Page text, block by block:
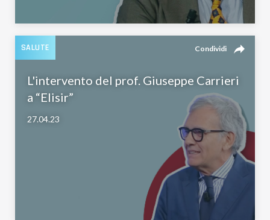
L'intervento del prof. Giuseppe Carrieri
a “Elisir”
27.04.23
SALUTE Condividi reply